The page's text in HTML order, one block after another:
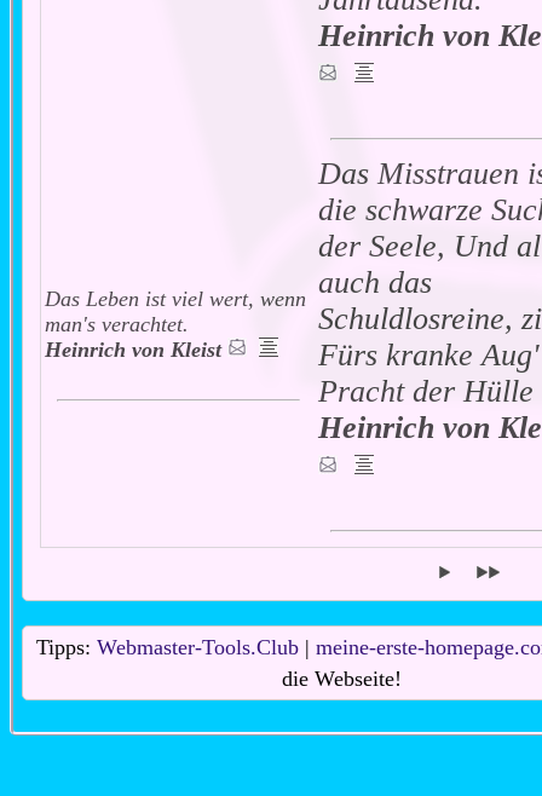
Heinrich von
Das Leben ist viel wert, wenn
man's verachtet.
Heinrich von Kleist
Das Misstrauen
die schwarze
der Seele, Und
auch das
Schuldlosreine,
Fürs kranke
Pracht der Hülle
Heinrich von
Tipps: Webmaster-Tools.Club| meine-erste-
die Webseite!